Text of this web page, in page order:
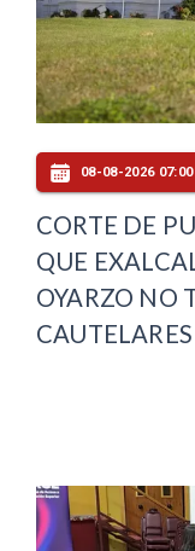
08-08-2026 07:00
CORTE DE
QUE
OYARZO NO